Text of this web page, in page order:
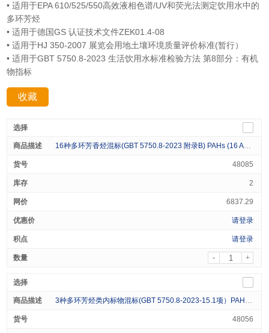
• 适用于EPA 610/525/550高效液相色谱/UV和荧光法测定饮用水中的
多环芳烃
• 适用于德国GS 认证技术文件ZEK01.4-08
• 适用于HJ 350-2007 展览会用地土壤环境质量评价标准(暂行）
• 适用于GBT 5750.8-2023 生活饮用水标准检验方法 第8部分：有机
物指标
收藏
16种多环芳香烃混标(GBT 5750.8-2023 附录B) PAHs (16 Analytes) 2000 μg/mL in Acetone:Benzene=1:1 1mL
48085
2
6837.29
请登录
请登录
- +
3种多环芳烃类内标物混标(GBT 5750.8-2023-15.1项）PAHs Internal Standard (3 Analytes) 500μg/mL in Acetone 1mL
48056